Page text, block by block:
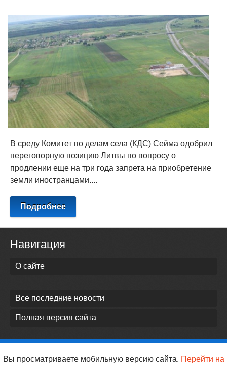
В среду Комитет по делам села (КДС) Сейма одобрил
переговорную позицию Литвы по вопросу о
продлении еще на три года запрета на приобретение
земли иностранцами....
Подробнее
Навигация
О сайте
Все последние новости
Полная версия сайта
Вы просматриваете мобильную версию сайта. Перейти на